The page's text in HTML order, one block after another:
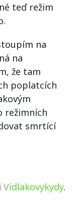
teď režim
na
na
že tam
poplatcích
režimních
smrtící
Vidlakovykydy.